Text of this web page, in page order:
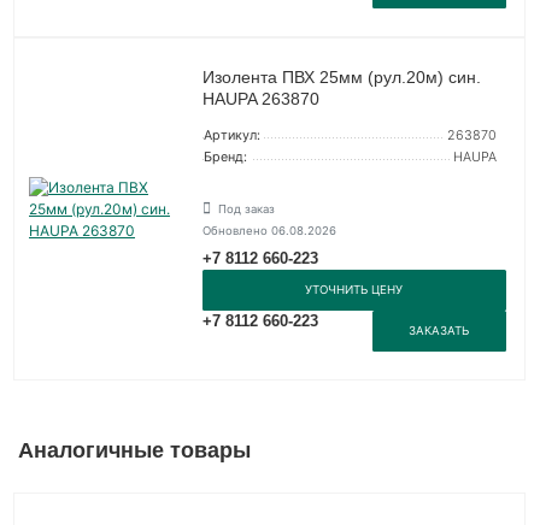
Изолента ПВХ 25мм (рул.20м) син.
HAUPA 263870
Артикул:
263870
Бренд:
HAUPA
Под заказ
Обновлено 06.08.2026
+7 8112 660-223
УТОЧНИТЬ ЦЕНУ
+7 8112 660-223
ЗАКАЗАТЬ
Аналогичные товары